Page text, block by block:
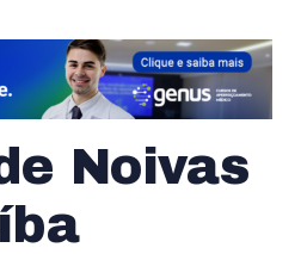
Noivas